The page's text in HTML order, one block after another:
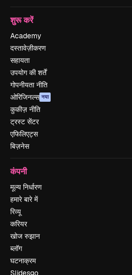
शुरू करें
Academy
दस्तावेज़ीकरण
सहायता
उपयोग की शर्तें
गोपनीयता नीति
ओरिजिनल्स नया
कुकीज़ नीति
ट्रस्ट सेंटर
एफिलिएट्स
बिज़नेस
कंपनी
मूल्य निर्धारण
हमारे बारे में
रिव्यू
करियर
खोज रुझान
ब्लॉग
घटनाक्रम
Slidesgo